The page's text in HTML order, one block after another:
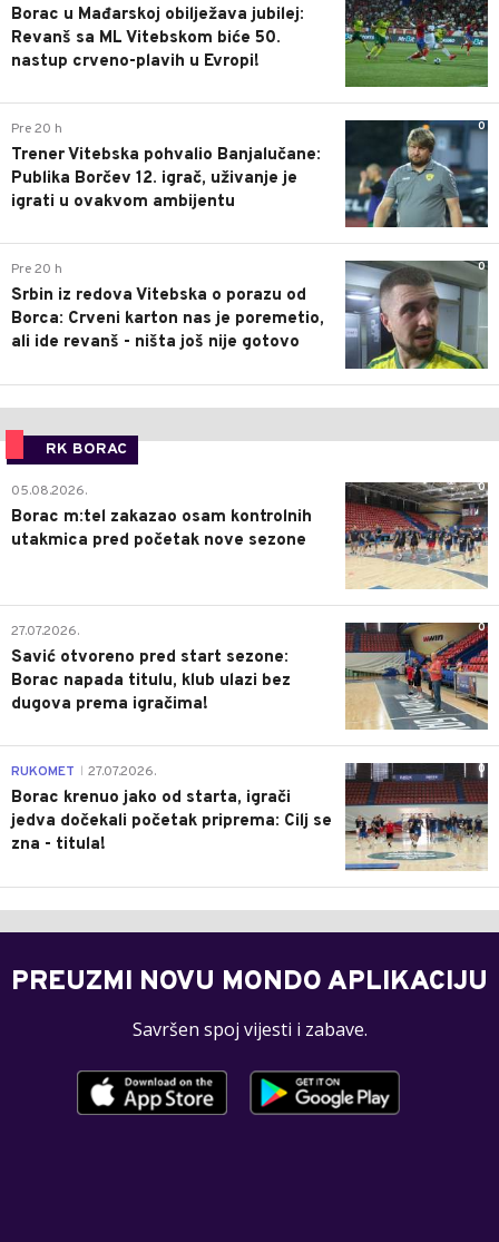
Borac u Mađarskoj obilježava jubilej:
Revanš sa ML Vitebskom biće 50.
nastup crveno-plavih u Evropi!
0
Pre 20 h
Trener Vitebska pohvalio Banjalučane:
Publika Borčev 12. igrač, uživanje je
igrati u ovakvom ambijentu
0
Pre 20 h
Srbin iz redova Vitebska o porazu od
Borca: Crveni karton nas je poremetio,
ali ide revanš - ništa još nije gotovo
RK BORAC
0
05.08.2026.
Borac m:tel zakazao osam kontrolnih
utakmica pred početak nove sezone
0
27.07.2026.
Savić otvoreno pred start sezone:
Borac napada titulu, klub ulazi bez
dugova prema igračima!
0
RUKOMET 27.07.2026.
Borac krenuo jako od starta, igrači
jedva dočekali početak priprema: Cilj se
zna - titula!
PREUZMI NOVU MONDO APLIKACIJU
Savršen spoj vijesti i zabave.